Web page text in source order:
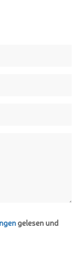
gelesen und